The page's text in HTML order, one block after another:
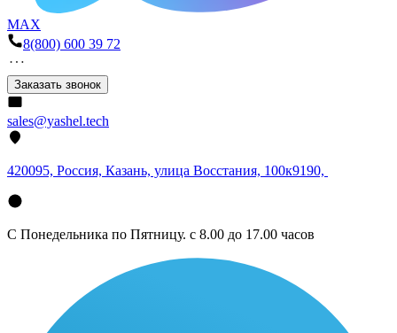
MAX
8(800) 600 39 72
Заказать звонок
sales@yashel.tech
420095, Россия, Казань, улица Восстания, 100к9190,
С Понедельника по Пятницу. с 8.00 до 17.00 часов